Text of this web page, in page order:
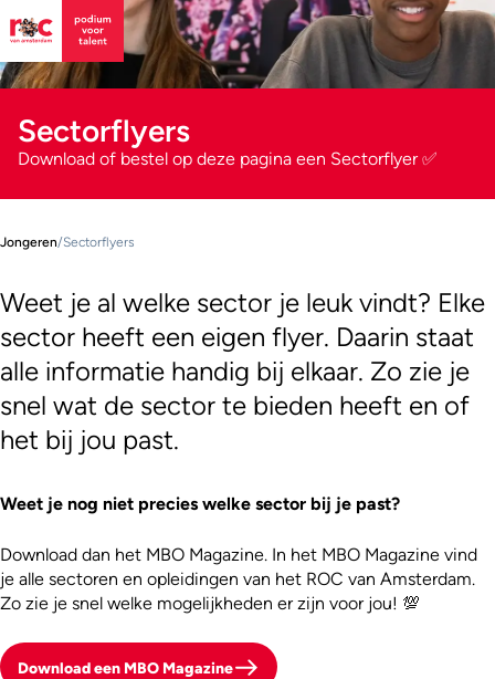
Sectorflyers
Download of bestel op deze pagina een Sectorflyer ✅
Jongeren/Sectorflyers
Weet je al welke sector je leuk vindt? Elke
sector heeft een eigen flyer. Daarin staat
alle informatie handig bij elkaar. Zo zie je
snel wat de sector te bieden heeft en of
het bij jou past.
Weet je nog niet precies welke sector bij je past?
Download dan het MBO Magazine. In het MBO Magazine vind
je alle sectoren en opleidingen van het ROC van Amsterdam.
Zo zie je snel welke mogelijkheden er zijn voor jou! 💯
Download een MBO Magazine